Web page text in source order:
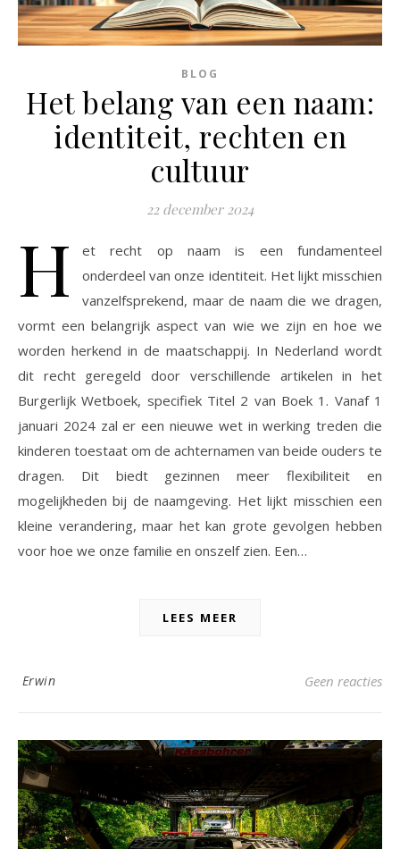
BLOG
Het belang van een naam:
identiteit, rechten en
cultuur
22 december 2024
H
et recht op naam is een fundamenteel
onderdeel van onze identiteit. Het lijkt misschien
vanzelfsprekend, maar de naam die we dragen,
vormt een belangrijk aspect van wie we zijn en hoe we
worden herkend in de maatschappij. In Nederland wordt
dit recht geregeld door verschillende artikelen in het
Burgerlijk Wetboek, specifiek Titel 2 van Boek 1. Vanaf 1
januari 2024 zal er een nieuwe wet in werking treden die
kinderen toestaat om de achternamen van beide ouders te
dragen. Dit biedt gezinnen meer flexibiliteit en
mogelijkheden bij de naamgeving. Het lijkt misschien een
kleine verandering, maar het kan grote gevolgen hebben
voor hoe we onze familie en onszelf zien. Een…
LEES MEER
Erwin Geen reacties